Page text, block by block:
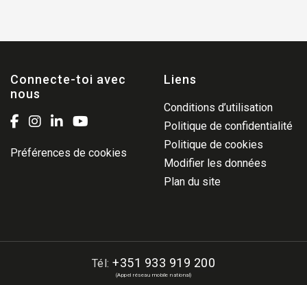
Connecte-toi avec
nous
Préférences de cookies
Liens
Conditions d’utilisation
Politique de confidentialité
Politique de cookies
Modifier les données
Plan du site
Tél:+351 933 919 200
(Appel réseau mobile national)